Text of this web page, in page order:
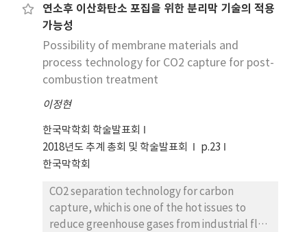
직경이 8R의 직경에 비하여 작기 때문에 물의 이동이
방해되지 않는 반면 에탄올은 상대적으로 방해받기
연소후 이산화탄소 포집을 위한 분리막 기술의 적용
가능성
Possibility of membrane materials and
process technology for CO2 capture for post-
combustion treatment
이정현
한국막학회 학술발표회
2018년도 추계 총회 및 학술발표회
p.23
한국막학회
CO2 separation technology for carbon
capture, which is one of the hot issues to
reduce greenhouse gases from industrial flue